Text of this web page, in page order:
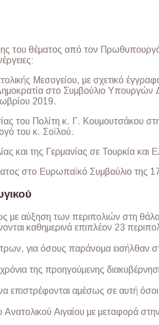
του θέματος από τον
Μεσογείου, με σχετικό
στο Συμβούλιο Υπουργών
2019.
του Πολίτη κ. Γ. Κουμουτσάκου
του κ. Σοϊλού.
της Γερμανίας σε Τουρκία και
στο Ευρωπαϊκό Συμβούλιο της
με αύξηση των περιπολιών στη
καθημερινά επιπλέον 23
για όσους παράνομα εισήλθαν
της προηγούμενης
επιστρέφονται αμέσως σε αυτή
Αιγαίου με μεταφορά